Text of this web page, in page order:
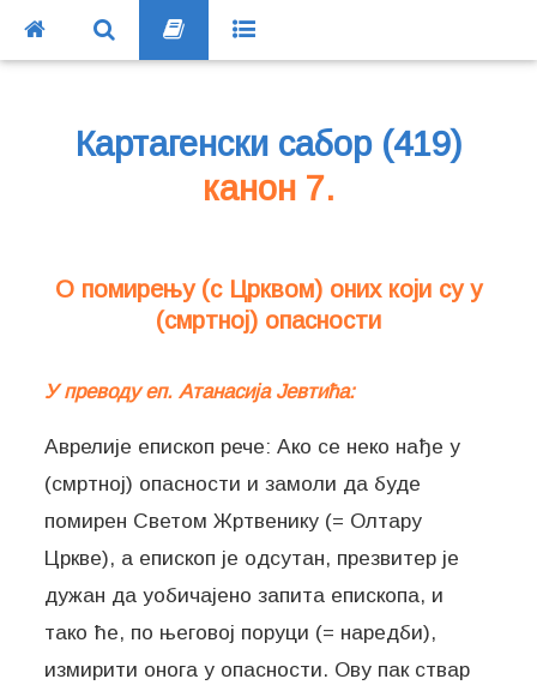
Картагенски сабор (419)
канон 7.
О помирењу (с Црквом) оних који су у
(смртној) опасности
У преводу еп. Атанасија Јевтића:
Аврелије епископ рече: Ако се неко нађе у
(смртној) опасности и замоли да буде
помирен Светом Жртвенику (= Олтару
Цркве), а епископ је одсутан, презвитер је
дужан да уобичајено запита епископа, и
тако ће, по његовој поруци (= наредби),
измирити онога у опасности. Ову пак ствар